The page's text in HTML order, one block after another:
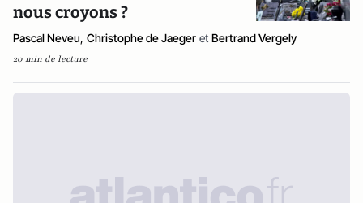
nous croyons ?
Pascal Neveu, Christophe de Jaeger et Bertrand Vergely
20 min de lecture